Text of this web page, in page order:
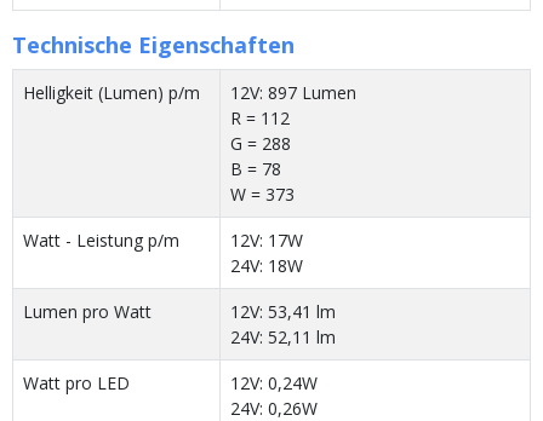
Technische Eigenschaften
Helligkeit (Lumen) p/m
12V: 897 Lumen
R = 112
G = 288
B = 78
W = 373
Watt - Leistung p/m
12V: 17W
24V: 18W
Lumen pro Watt
12V: 53,41 lm
24V: 52,11 lm
Watt pro LED
12V: 0,24W
24V: 0,26W